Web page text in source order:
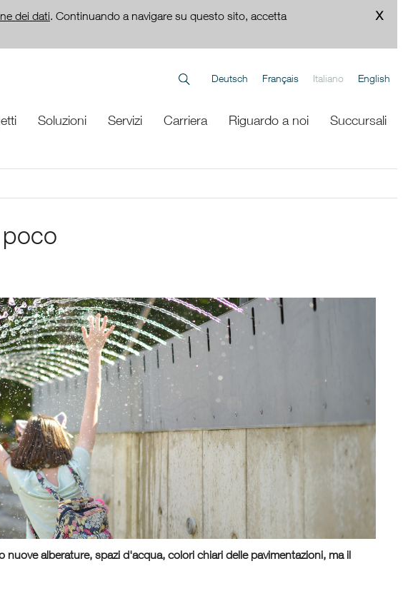
dei dati. Continuando a navigare su questo sito, accetta
Deutsch Français Italiano English
Soluzioni Servizi Carriera Riguardo a noi Succursali
nuove alberature, spazi d'acqua, colori chiari delle pavimentazioni, ma il